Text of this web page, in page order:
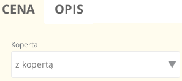
CENA OPIS
Koperta